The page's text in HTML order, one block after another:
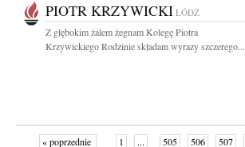
PIOTR KRZYWICKI ŁÓDŹ
Z głębokim żalem żegnam Kolegę Piotra
Krzywickiego Rodzinie składam wyrazy szczerego...
« poprzednie 1 ... 505 506 507